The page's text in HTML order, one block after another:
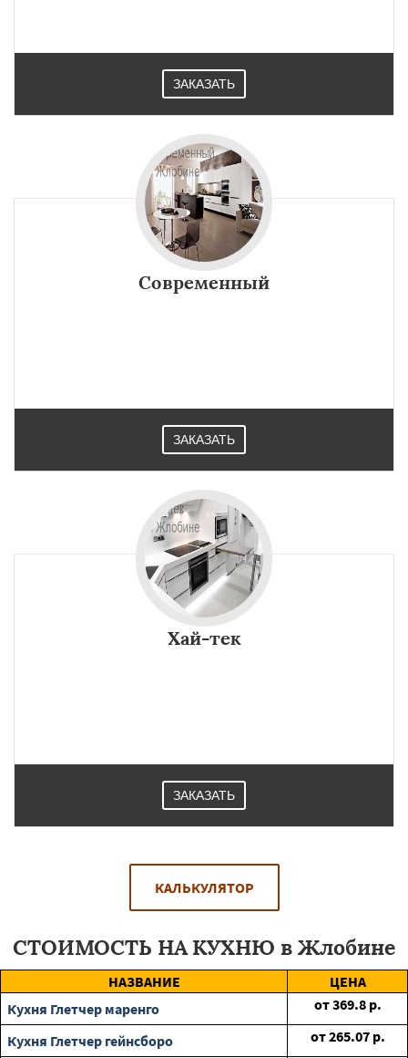
ЗАКАЗАТЬ
Современный
ЗАКАЗАТЬ
Хай-тек
ЗАКАЗАТЬ
КАЛЬКУЛЯТОР
СТОИМОСТЬ НА КУХНЮ в Жлобине
НАЗВАНИЕ
ЦЕНА
Кухня Глетчер маренго
от369.8 р.
Кухня Глетчер гейнсборо
от265.07 р.